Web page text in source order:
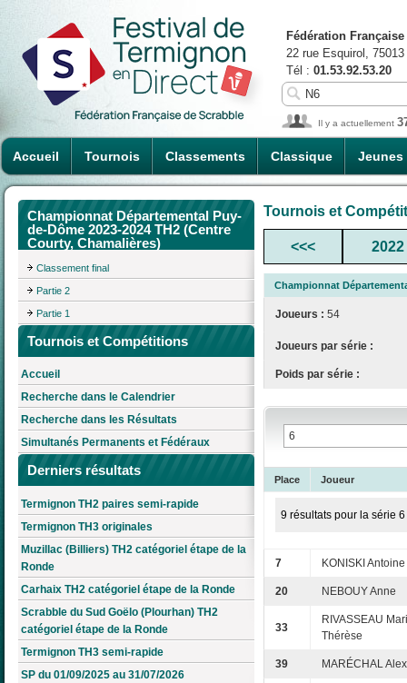
Accueil Tournois Classements Classique Jeunes
Fédération
22 rue Esquirol,
Tél : 01.53.92.53.20
Il y a actuellement
Championnat Départemental Puy-
de-Dôme 2023-2024 TH2 (Centre
Courty, Chamalières)
Classement final
Partie 2
Partie 1
Tournois et Compétitions
Accueil
Recherche dans le Calendrier
Recherche dans les Résultats
Simultanés Permanents et Fédéraux
Derniers résultats
Termignon TH2 paires semi-rapide
Termignon TH3 originales
Muzillac (Billiers) TH2 catégoriel étape de la
Ronde
Carhaix TH2 catégoriel étape de la Ronde
Scrabble du Sud Goëlo (Plourhan) TH2
catégoriel étape de la Ronde
Termignon TH3 semi-rapide
SP du 01/09/2025 au 31/07/2026
Tournois et
<<< 2022
Championnat
Joueurs : 54
Joueurs par série :
Poids par série :
Place Joueur
9 résultats pour la série 6
7 KONISKI Antoine
20 NEBOUY Anne
33
RIVASSEAU
Thérèse
39 MARÉCHAL